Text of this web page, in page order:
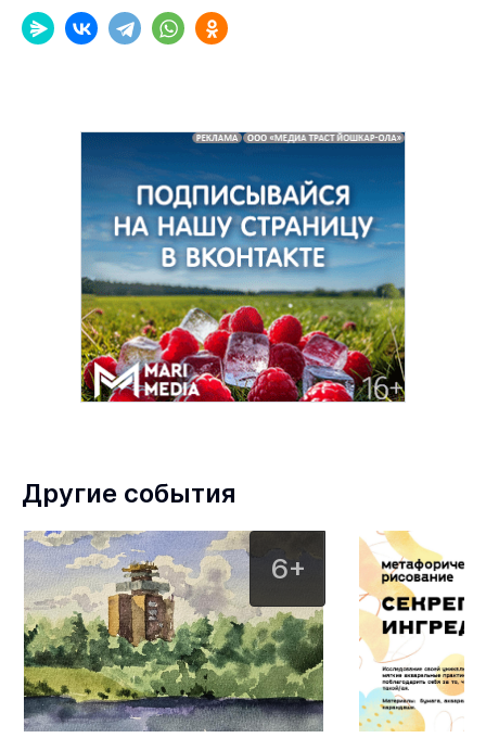
Другие события
6+